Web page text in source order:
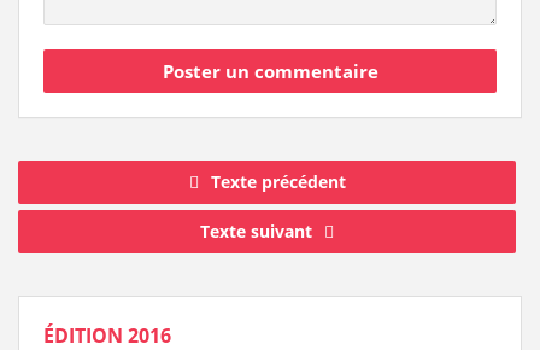
Texte précédent
Texte suivant
ÉDITION 2016